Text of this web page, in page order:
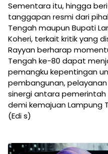
Sementara itu, hingga
tanggapan resmi dari
Tengah maupun Bupati
Koheri, terkait kritik yang
Rayyan berharap
Tengah ke-80 dapat
pemangku kepentingan
pembangunan,
sinergi antara
demi kemajuan Lampung
(Edi s)